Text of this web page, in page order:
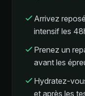
Arrivez
intensif les
Prenez un
avant les
Hydratez-
et après les